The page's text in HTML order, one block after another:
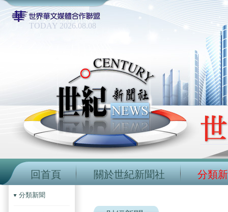
TODAY 2026.08.08
回首頁 關於世紀新聞社 分類
分類新聞